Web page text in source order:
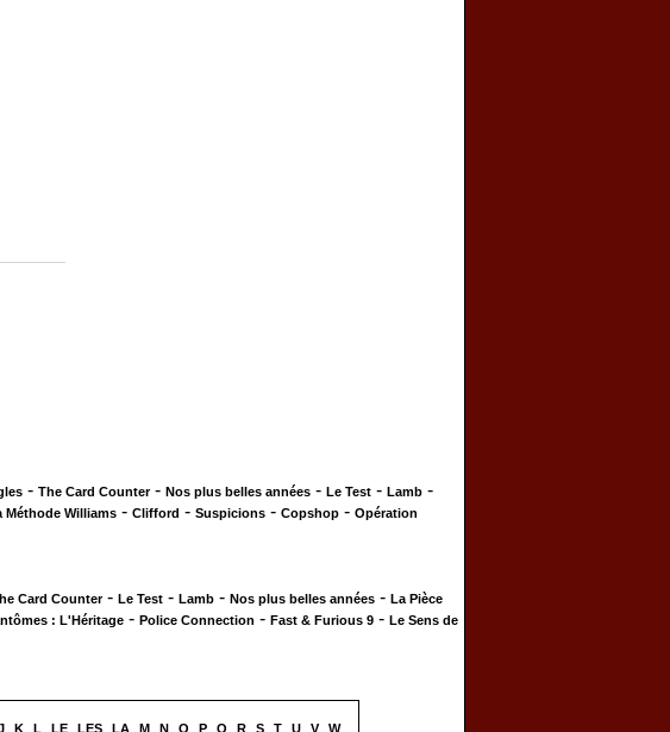
- The Card Counter- Nos plus belles années - Le Test - Lamb -
Méthode Williams - Clifford - Suspicions - Copshop - Opération
Card Counter- Le Test - Lamb - Nos plus belles années - La Pièce
: L'Héritage - Police Connection - Fast & Furious 9 - Le Sens de
K L LE LES LA M N O P Q R S T U V
W